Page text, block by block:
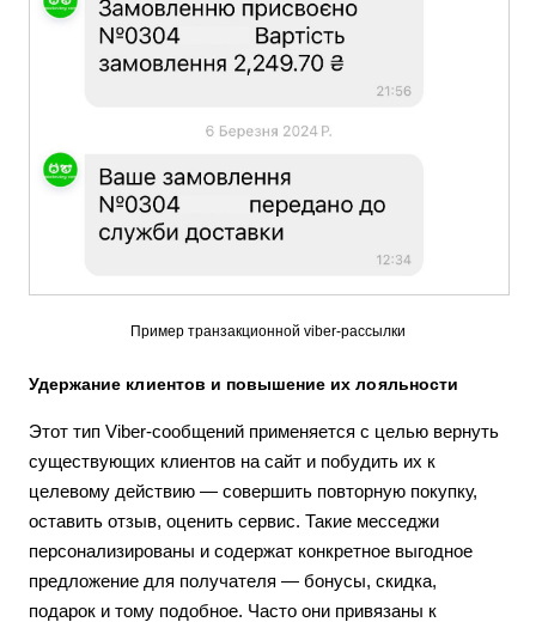
Пример транзакционной viber-рассылки
Удержание клиентов и повышение их лояльности
Этот тип Viber-сообщений применяется с целью вернуть
существующих клиентов на сайт и побудить их к
целевому действию — совершить повторную покупку,
оставить отзыв, оценить сервис. Такие месседжи
персонализированы и содержат конкретное выгодное
предложение для получателя — бонусы, скидка,
подарок и тому подобное. Часто они привязаны к